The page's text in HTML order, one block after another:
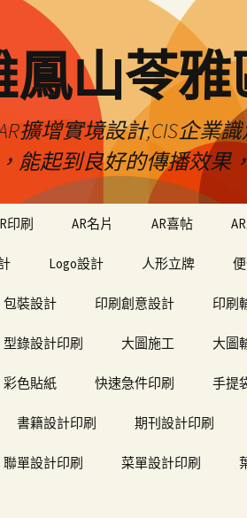
鳳山苓
擴增實境設計,CIS企業
能起到良好的傳播效果
印刷 AR名片 AR喜帖
Logo設計 人形立牌
包裝設計 印刷創意設計 印刷
型錄設計印刷 大圖施工 大圖
彩色貼紙 快速急件印刷 手提
書籍設計印刷 期刊設計印刷
聯單設計印刷 菜單設計印刷